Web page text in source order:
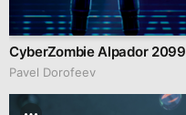
CyberZombie Alpador 2099
Pavel Dorofeev